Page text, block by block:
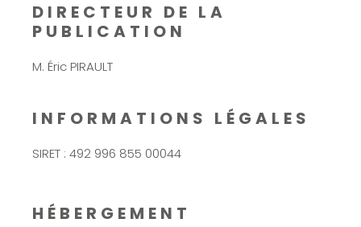
DIRECTEUR DE LA
PUBLICATION
M. Éric PIRAULT
INFORMATIONS LÉGALES
SIRET : 492 996 855 00044
HÉBERGEMENT